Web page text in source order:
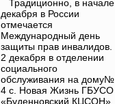
Традиционно, в начале
декабря в России
отмечается
Международный день
защиты прав инвалидов.
2 декабря в отделении
социального
обслуживания на дому№
4 с. Новая Жизнь ГБУСО
«Буденновский КЦСОН»